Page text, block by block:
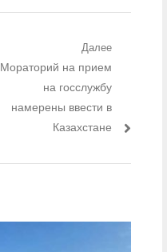
Далее
Следующий пост:
Мораторий на прием
на госслужбу
намерены ввести в
Казахстане